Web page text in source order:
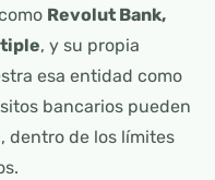
Revolut Bank,
, y su propia
esa entidad como
bancarios pueden
dentro de los límites